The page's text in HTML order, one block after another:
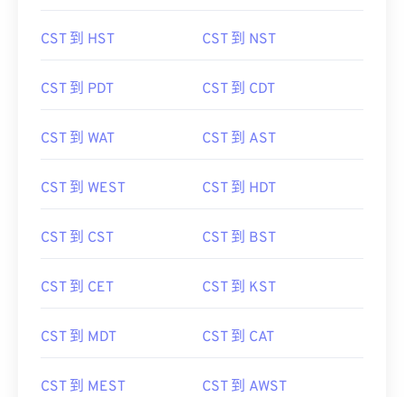
CST 到 HST CST 到 NST
CST 到 PDT CST 到 CDT
CST 到 WAT CST 到 AST
CST 到 WEST CST 到 HDT
CST 到 CST CST 到 BST
CST 到 CET CST 到 KST
CST 到 MDT CST 到 CAT
CST 到 MEST CST 到 AWST